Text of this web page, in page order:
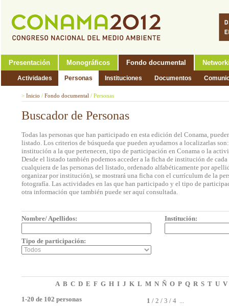
Presentación Monográficos Fondo documental
Actividades Personas Instituciones Documentos
> Inicio / Fondo documental / Personas
Buscador de Personas
Todas las personas que han participado en esta edición del Conama,
listado. Los criterios de búsqueda que pueden ayudarnos a localizarlas
institución a la que pertenecen, tipo de participación en Conama o la
Desde el listado también podemos acceder a la ficha de institución de
cualquiera de las personas del listado, ordenado alfabéticamente por
organizar por institución), se mostrará una ficha con el currículum de la
fotografía. Las actividades en las que han participado y el tipo de
otra información que también puede ser aquí consultada.
Nombre/ Apellidos: Institución:
Tipo de participación:
A B C D E F G H I J K L M N Ñ O P Q R S T U V
1-20 de 102 personas
1 / 2 / 3 / 4 ...